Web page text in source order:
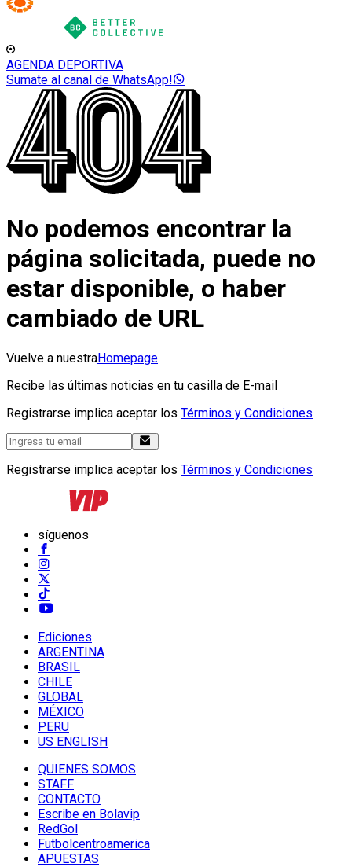
AGENDA DEPORTIVA
Sumate al canal de WhatsApp!
No podemos encontrar la
página solicitada, puede no
estar disponible, o haber
cambiado de URL
Vuelve a nuestraHomepage
Recibe las últimas noticias en tu casilla de E-mail
Registrarse implica aceptar los Términos y Condiciones
Registrarse implica aceptar los Términos y Condiciones
síguenos
Ediciones
ARGENTINA
BRASIL
CHILE
GLOBAL
MÉXICO
PERU
US ENGLISH
QUIENES SOMOS
STAFF
CONTACTO
Escribe en Bolavip
RedGol
Futbolcentroamerica
APUESTAS